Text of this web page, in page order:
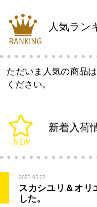
人気ラン
ただいま人気の商品
ください。
新着入荷
2023.05.22
スカシユリ＆オリ
した。